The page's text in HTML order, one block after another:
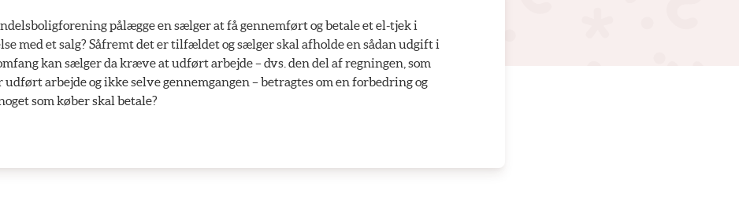
pålægge en sælger at få gennemført og betale et el-tjek i
med et salg? Såfremt det er tilfældet og sælger skal afholde en sådan udgift i
kan sælger da kræve at udført arbejde – dvs. den del af regningen, som
arbejde og ikke selve gennemgangen – betragtes om en forbedring og
som køber skal betale?